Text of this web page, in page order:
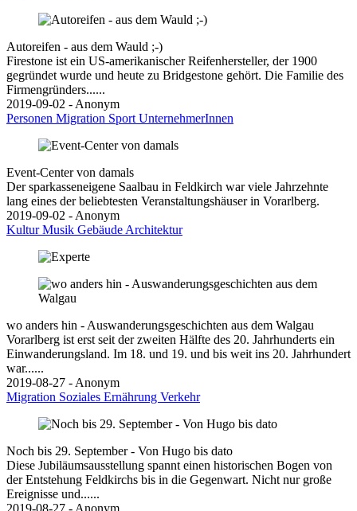
Autoreifen - aus dem Wauld ;-)
Firestone ist ein US-amerikanischer Reifenhersteller, der 1900
gegründet wurde und heute zu Bridgestone gehört. Die Familie des
Firmengründers......
2019-09-02 - Anonym
Personen Migration Sport UnternehmerInnen
Event-Center von damals
Der sparkasseneigene Saalbau in Feldkirch war viele Jahrzehnte
lang eines der beliebtesten Veranstaltungshäuser in Vorarlberg.
2019-09-02 - Anonym
KulturMusik Gebäude Architektur
wo anders hin - Auswanderungsgeschichten aus dem Walgau
Vorarlberg ist erst seit der zweiten Hälfte des 20. Jahrhunderts ein
Einwanderungsland. Im 18. und 19. und bis weit ins 20. Jahrhundert
war......
2019-08-27 - Anonym
Migration Soziales Ernährung Verkehr
Noch bis 29. September - Von Hugo bis dato
Diese Jubiläumsausstellung spannt einen historischen Bogen von
der Entstehung Feldkirchs bis in die Gegenwart. Nicht nur große
Ereignisse und......
2019-08-27 - Anonym